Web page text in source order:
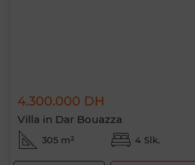
4.300.000 DH
Villa in Dar Bouazza
305 m² 4 Slk.